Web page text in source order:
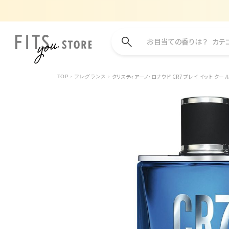
お目当ての香りは？ カテ
TOP フレグランス クリスティアーノ・ロナウド CR7 プレイ イット クー